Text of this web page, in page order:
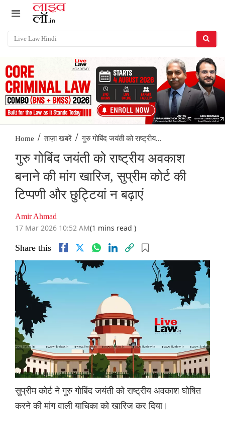
Home / ताज़ा खबरें / गुरु गोबिंद जयंती को राष्ट्रीय...
गुरु गोबिंद जयंती को राष्ट्रीय अवकाश
बनाने की मांग खारिज, सुप्रीम कोर्ट की
टिप्पणी और छुट्टियां न बढ़ाएं
Amir Ahmad
17 Mar 2026 10:52 AM(1 mins read )
Share this
सुप्रीम कोर्ट ने गुरु गोबिंद जयंती को राष्ट्रीय अवकाश घोषित
करने की मांग वाली याचिका को खारिज कर दिया।